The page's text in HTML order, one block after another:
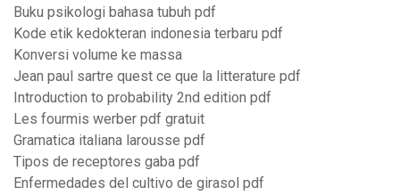
Buku psikologi bahasa tubuh pdf
Kode etik kedokteran indonesia terbaru pdf
Konversi volume ke massa
Jean paul sartre quest ce que la litterature pdf
Introduction to probability 2nd edition pdf
Les fourmis werber pdf gratuit
Gramatica italiana larousse pdf
Tipos de receptores gaba pdf
Enfermedades del cultivo de girasol pdf